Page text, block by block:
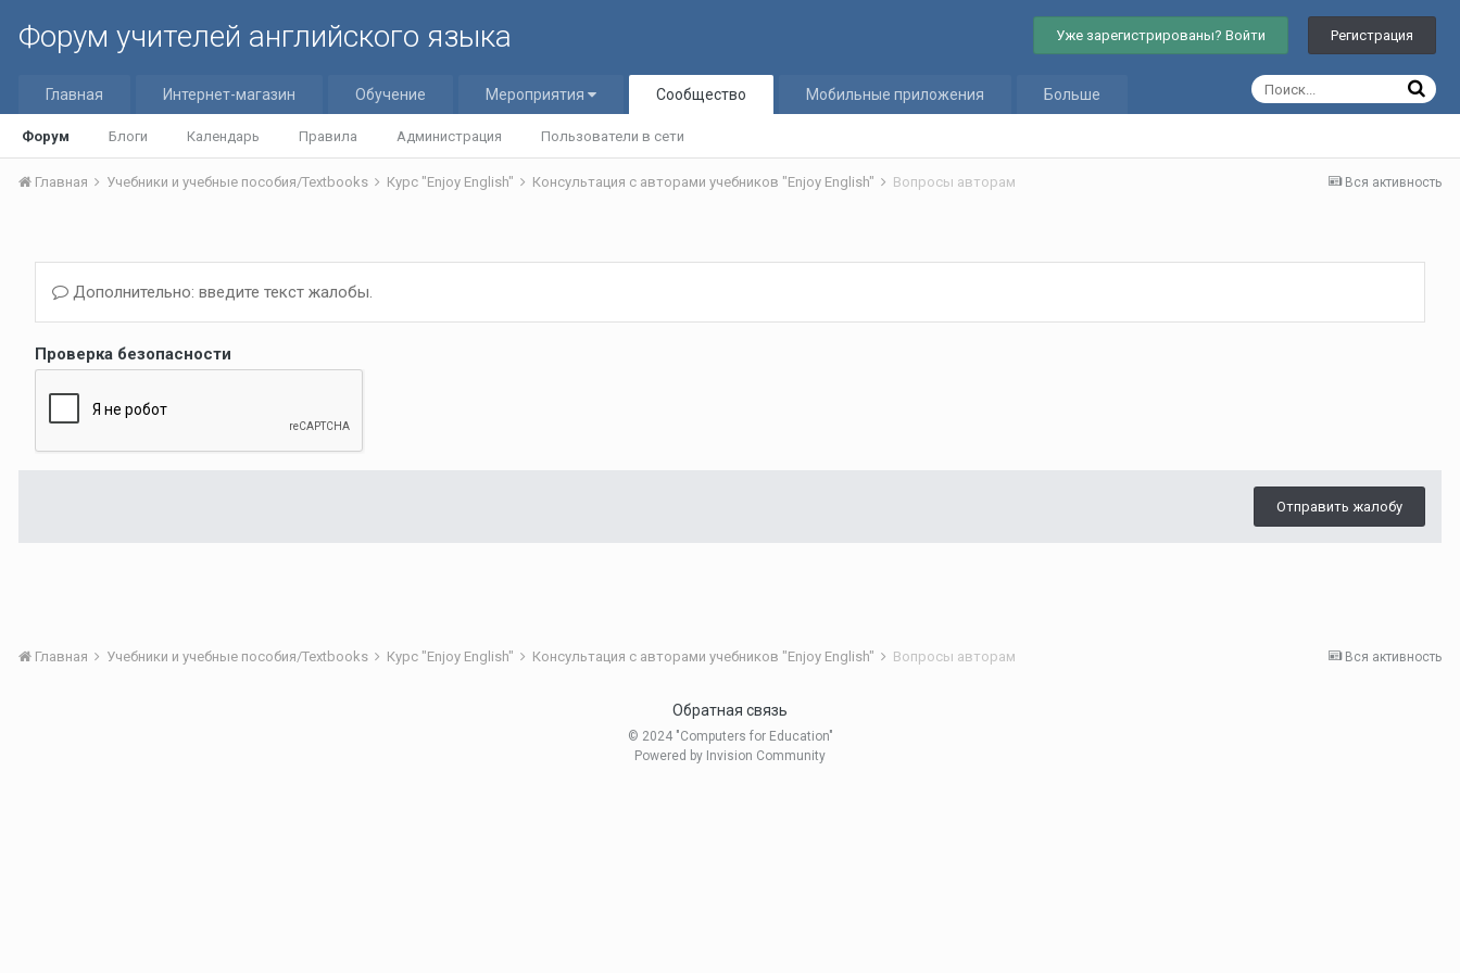
Форум учителей английского языка Уже зарегистрированы? Войти Регистрация
Главная Интернет-магазин Обучение Мероприятия Сообщество
Форум Блоги Календарь Правила Администрация Пользователи в сети
Мобильные приложения Больше
Вся активность
Главная Учебники и учебные пособия/Textbooks Курс "Enjoy English" Консультация с авторами учебников "Enjoy English" Вопросы авторам
Дополнительно: введите текст жалобы.
Проверка безопасности
Отправить жалобу
Вся активность
Главная Учебники и учебные пособия/Textbooks Курс "Enjoy English" Консультация с авторами учебников "Enjoy English" Вопросы авторам
Обратная связь
© 2024 "Computers for Education"
Powered by Invision Community